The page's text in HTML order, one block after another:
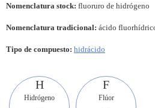
Nomenclatura stock: fluoruro de hidrógeno
Nomenclatura tradicional: ácido
Tipo de compuesto: hidrácido
H
Hidrógeno
F
Flúor